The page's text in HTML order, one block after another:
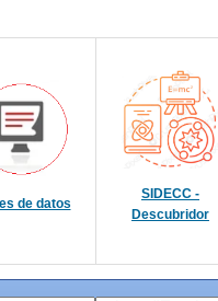
de datos
SIDECC -
Descubridor